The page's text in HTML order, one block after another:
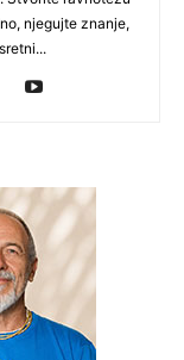
njegujte znanje,